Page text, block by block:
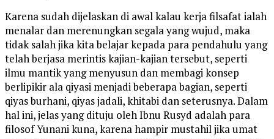
Karena sudah dijelaskan di awal kalau kerja filsafat ialah
menalar dan merenungkan segala yang wujud, maka
tidak salah jika kita belajar kepada para pendahulu yang
telah berjasa merintis kajian-kajian tersebut, seperti
ilmu mantik yang menyusun dan membagi konsep
berlipikir ala qiyasi menjadi beberapa bagian, seperti
qiyas burhani, qiyas jadali, khitabi dan seterusnya. Dalam
hal ini, jelas yang dituju oleh Ibnu Rusyd adalah para
filosof Yunani kuna, karena hampir mustahil jika umat